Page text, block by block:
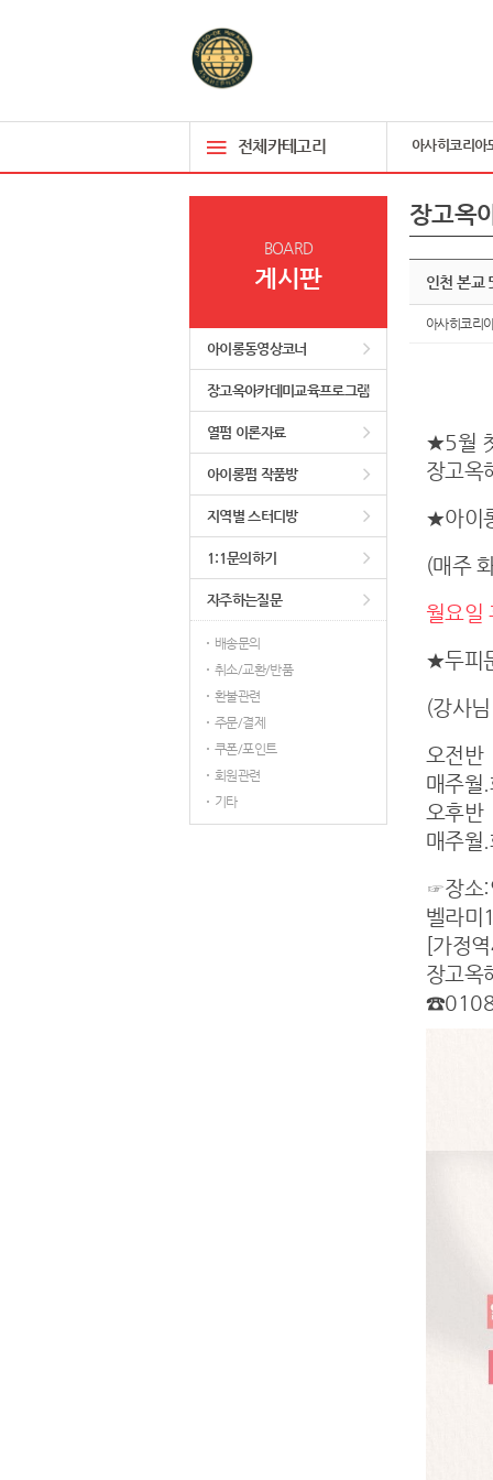
전체카테고리 아사히코리아
BOARD
게시판
아이롱동영상코너
장고옥아카데미교육프로그램
열펌 이론자료
아이롱펌 작품방
지역별 스터디방
1:1문의하기
자주하는질문
배송문의
취소/교환/반품
환불관련
주문/결제
쿠폰/포인트
회원관련
기타
장고옥
인천 본교
아사히코리
★5월
장고옥
★아이
(매주
월요일
★두피
(강사
오전반
매주월
오후반
매주월
☞장소:
벨라미
[가정
장고옥